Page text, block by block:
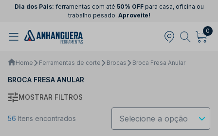
Dia dos Pais: ferramentas com até 50% OFFpara casa, oficina ou
trabalho pesado. Aproveite!
0
Home Ferramentas de corte Brocas Broca Fresa Anular
BROCA FRESA ANULAR
MOSTRAR FILTROS
56 Itens encontrados